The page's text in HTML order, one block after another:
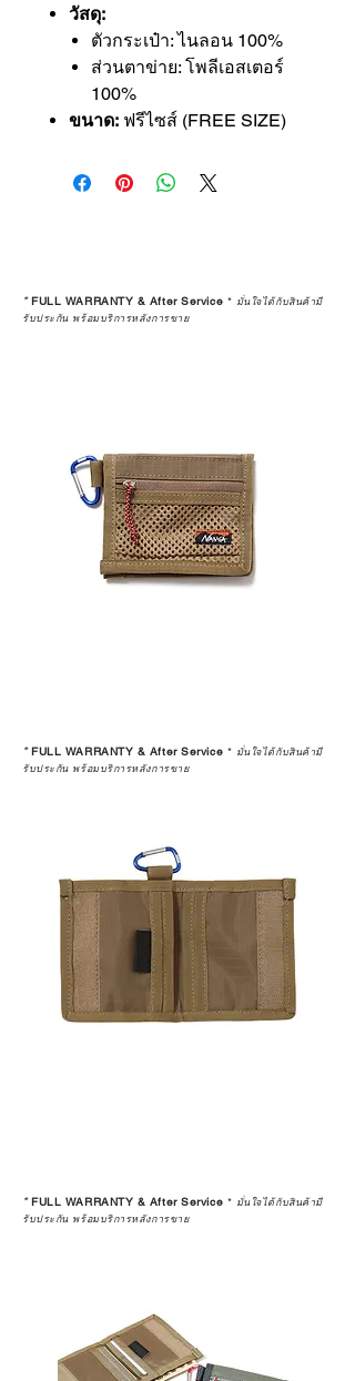
วัสดุ:
ตัวกระเป๋า: ไนลอน 100%
ส่วนตาข่าย: โพลีเอสเตอร์
100%
ขนาด: ฟรีไซส์ (FREE SIZE)
*FULL WARRANTY & After Service * มั่นใจได้กับสินค้ามี
รับประกัน พร้อมบริการหลังการขาย
*FULL WARRANTY & After Service * มั่นใจได้กับสินค้ามี
รับประกัน พร้อมบริการหลังการขาย
*FULL WARRANTY & After Service * มั่นใจได้กับสินค้ามี
รับประกัน พร้อมบริการหลังการขาย